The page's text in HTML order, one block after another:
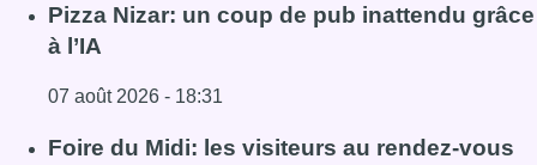
Pizza Nizar: un coup de pub inattendu grâce
à l’IA
07 août 2026 - 18:31
Lire l'article Pizza Nizar: un coup de pub inattendu grâce
Foire du Midi: les visiteurs au rendez-vous